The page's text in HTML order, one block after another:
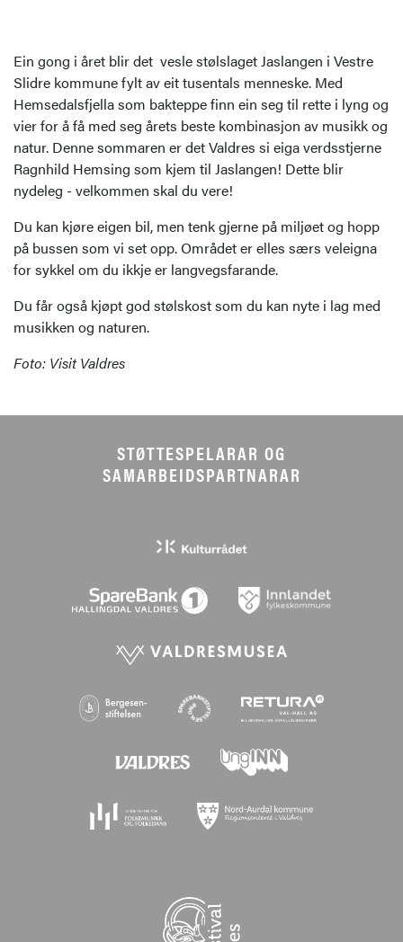
Ein gong i året blir det vesle stølslaget Jaslangen i Vestre
Slidre kommune fylt av eit tusentals menneske. Med
Hemsedalsfjella som bakteppe finn ein seg til rette i lyng og
vier for å få med seg årets beste kombinasjon av musikk og
natur. Denne sommaren er det Valdres si eiga verdsstjerne
Ragnhild Hemsing som kjem til Jaslangen! Dette blir
nydeleg - velkommen skal du vere!
Du kan kjøre eigen bil, men tenk gjerne på miljøet og hopp
på bussen som vi set opp. Området er elles særs veleigna
for sykkel om du ikkje er langvegsfarande.
Du får også kjøpt god stølskost som du kan nyte i lag med
musikken og naturen.
Foto: Visit Valdres
STØTTESPELARAR OG
SAMARBEIDSPARTNARAR